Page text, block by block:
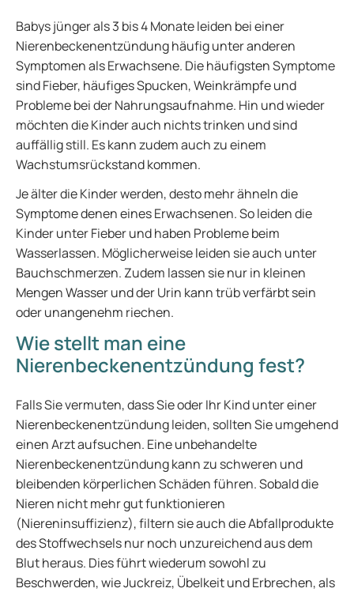
Babys jünger als 3 bis 4 Monate leiden bei einer
Nierenbeckenentzündung häufig unter anderen
Symptomen als Erwachsene. Die häufigsten Symptome
sind Fieber, häufiges Spucken, Weinkrämpfe und
Probleme bei der Nahrungsaufnahme. Hin und wieder
möchten die Kinder auch nichts trinken und sind
auffällig still. Es kann zudem auch zu einem
Wachstumsrückstand kommen.
Je älter die Kinder werden, desto mehr ähneln die
Symptome denen eines Erwachsenen. So leiden die
Kinder unter Fieber und haben Probleme beim
Wasserlassen. Möglicherweise leiden sie auch unter
Bauchschmerzen. Zudem lassen sie nur in kleinen
Mengen Wasser und der Urin kann trüb verfärbt sein
oder unangenehm riechen.
Wie stellt man eine
Nierenbeckenentzündung fest?
Falls Sie vermuten, dass Sie oder Ihr Kind unter einer
Nierenbeckenentzündung leiden, sollten Sie umgehend
einen Arzt aufsuchen. Eine unbehandelte
Nierenbeckenentzündung kann zu schweren und
bleibenden körperlichen Schäden führen. Sobald die
Nieren nicht mehr gut funktionieren
(Niereninsuffizienz), filtern sie auch die Abfallprodukte
des Stoffwechsels nur noch unzureichend aus dem
Blut heraus. Dies führt wiederum sowohl zu
Beschwerden, wie Juckreiz, Übelkeit und Erbrechen, als